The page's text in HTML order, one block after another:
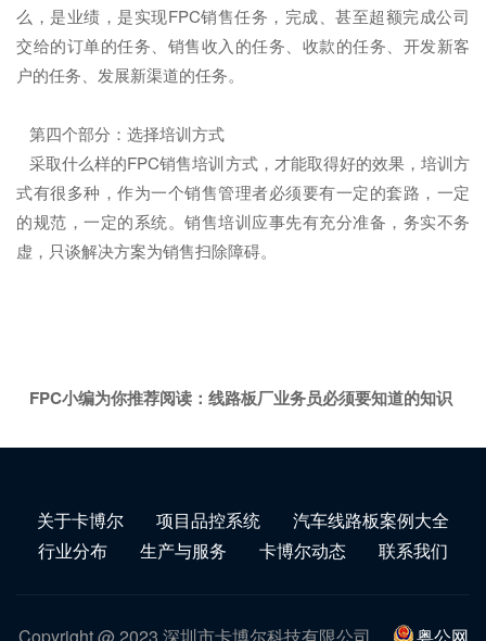
么，是业绩，是实现FPC销售任务，完成、甚至超额完成公司
交给的订单的任务、销售收入的任务、收款的任务、开发新客
户的任务、发展新渠道的任务。
第四个部分：选择培训方式
采取什么样的FPC销售培训方式，才能取得好的效果，培训方
式有很多种，作为一个销售管理者必须要有一定的套路，一定
的规范，一定的系统。销售培训应事先有充分准备，务实不务
虚，只谈解决方案为销售扫除障碍。
FPC小编为你推荐阅读： 线路板厂业务员必须要知道的知识
关于卡博尔 项目品控系统
汽车线路板案例大全
行业分布
生产与服务 卡博尔动态 联系我们
Copyright @ 2023 深圳市卡博尔科技有限公司 粤公网